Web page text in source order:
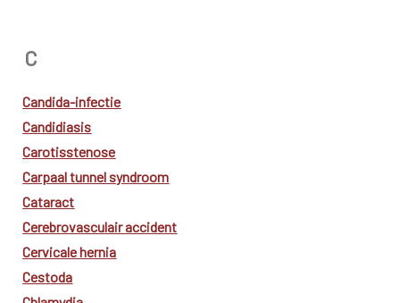
C
Candida-infectie
Candidiasis
Carotisstenose
Carpaal tunnel syndroom
Cataract
Cerebrovasculair accident
Cervicale hernia
Cestoda